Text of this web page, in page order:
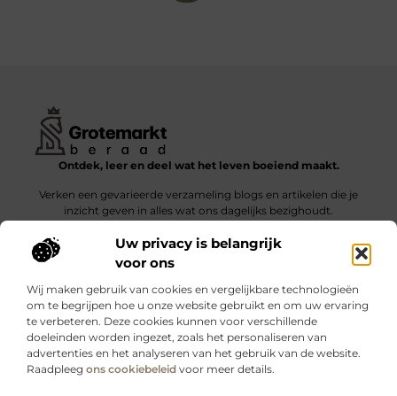
Uw privacy is belangrijk
voor ons
Wij maken gebruik van cookies en vergelijkbare technologieën
om te begrijpen hoe u onze website gebruikt en om uw ervaring
te verbeteren. Deze cookies kunnen voor verschillende
doeleinden worden ingezet, zoals het personaliseren van
advertenties en het analyseren van het gebruik van de website.
Raadpleeg ons cookiebeleid voor meer details.
Ontdek, leer en deel wat het leven boeiend maakt.
Verken een gevarieerde verzameling blogs en artikelen die je
inzicht geven in alles wat ons dagelijks bezighoudt.
Bericht categorie
Onze informatie